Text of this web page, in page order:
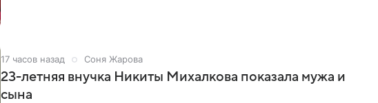
17 часов назад Соня Жарова
23-летняя внучка Никиты Михалкова показала мужа и
сына